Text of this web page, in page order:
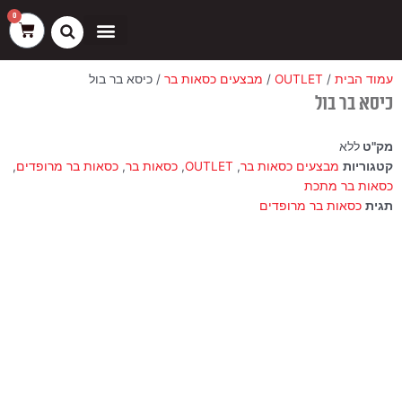
0
עגלת
קניות
עמוד הבית /
OUTLET
/ מבצעים כסאות בר / כיסא בר בול
כיסא בר בול
מק"ט ללא
קטגוריות מבצעים כסאות בר,
OUTLET
, כסאות בר, כסאות בר מרופדים,
כסאות בר מתכת
תגית כסאות בר מרופדים